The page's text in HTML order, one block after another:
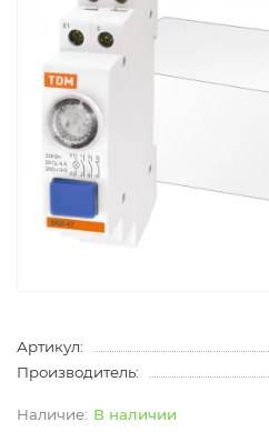
Артикул:
Производитель:
В наличии